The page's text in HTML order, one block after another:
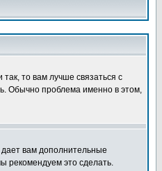
то вам лучше связаться с
Обычно проблема именно в этом,
вам дополнительные
рекомендуем это сделать.